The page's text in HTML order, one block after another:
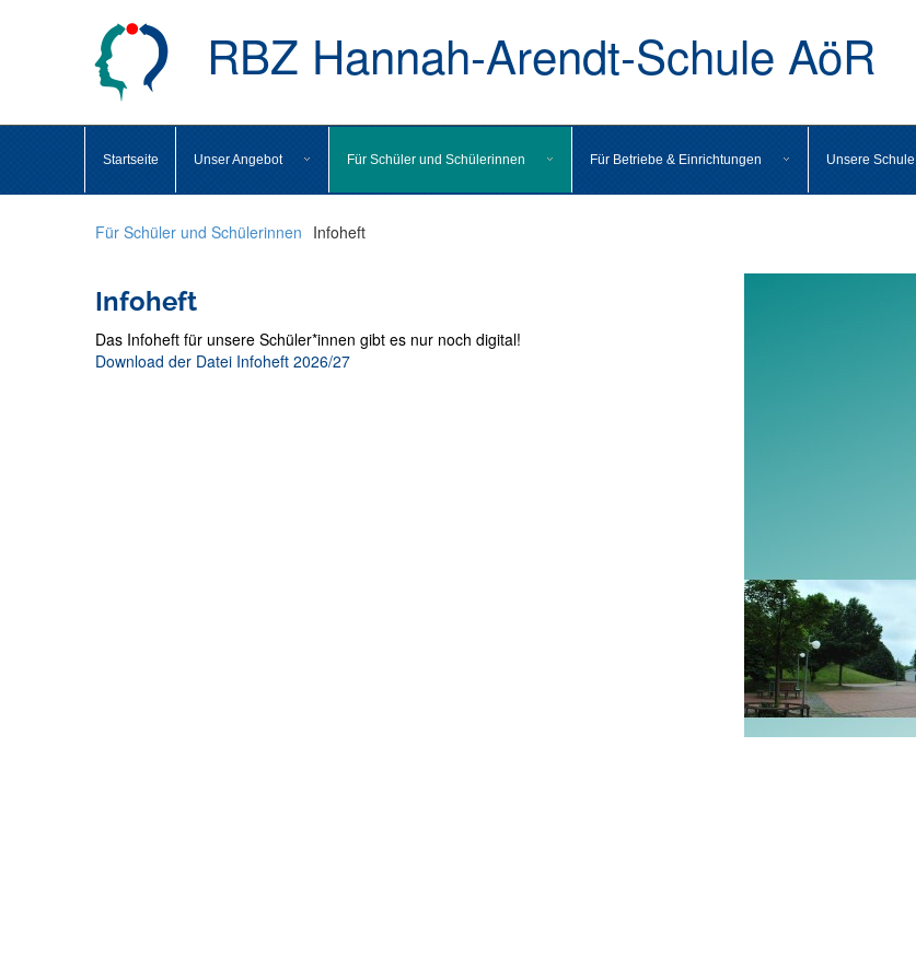
RBZ Hannah-Arendt-Schule AöR
Startseite Unser Angebot Für Schüler und Schülerinnen Für Betriebe & Einrichtungen Unsere Schule
Für Schüler und Schülerinnen Infoheft
Infoheft
Das Infoheft für unsere Schüler*innen gibt es nur noch digital!
Download der Datei Infoheft 2026/27